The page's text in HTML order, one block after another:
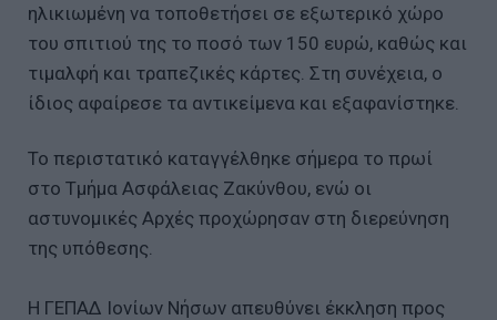
ηλικιωμένη να τοποθετήσει σε εξωτερικό χώρο
του σπιτιού της το ποσό των 150 ευρώ, καθώς και
τιμαλφή και τραπεζικές κάρτες. Στη συνέχεια, ο
ίδιος αφαίρεσε τα αντικείμενα και εξαφανίστηκε.
Το περιστατικό καταγγέλθηκε σήμερα το πρωί
στο Τμήμα Ασφάλειας Ζακύνθου, ενώ οι
αστυνομικές Αρχές προχώρησαν στη διερεύνηση
της υπόθεσης.
Η ΓΕΠΑΔ Ιονίων Νήσων απευθύνει έκκληση προς